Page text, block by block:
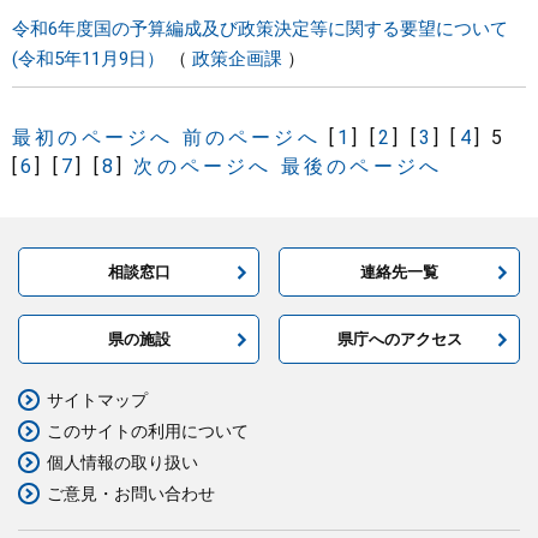
令和6年度国の予算編成及び政策決定等に関する要望について
(令和5年11月9日）
政策企画課
最初のページへ 前のページへ [ 1] [2] [3] [ 4]
5
[6] [ 7] [8] 次のページへ 最後のページへ
相談窓口 連絡先一覧
県の施設 県庁へのアクセス
サイトマップ
このサイトの利用について
個人情報の取り扱い
ご意見・お問い合わせ